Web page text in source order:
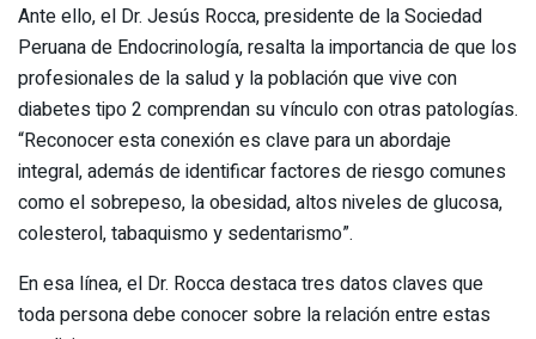
Ante ello, el Dr. Jesús Rocca, presidente de la Sociedad
Peruana de Endocrinología, resalta la importancia de que los
profesionales de la salud y la población que vive con
diabetes tipo 2 comprendan su vínculo con otras patologías.
“Reconocer esta conexión es clave para un abordaje
integral, además de identificar factores de riesgo comunes
como el sobrepeso, la obesidad, altos niveles de glucosa,
colesterol, tabaquismo y sedentarismo”.
En esa línea, el Dr. Rocca destaca tres datos claves que
toda persona debe conocer sobre la relación entre estas